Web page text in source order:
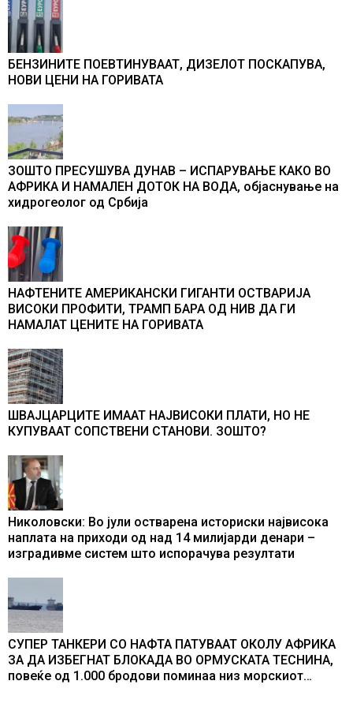
БЕНЗИНИТЕ ПОЕВТИНУВААТ, ДИЗЕЛОТ ПОСКАПУВА,
НОВИ ЦЕНИ НА ГОРИВАТА
ЗОШТО ПРЕСУШУВА ДУНАВ – ИСПАРУВАЊЕ КАКО ВО
АФРИКА И НАМАЛЕН ДОТОК НА ВОДА, објаснување на
хидрогеолог од Србија
НАФТЕНИТЕ АМЕРИКАНСКИ ГИГАНТИ ОСТВАРИЈА
ВИСОКИ ПРОФИТИ, ТРАМП БАРА ОД НИВ ДА ГИ
НАМАЛАТ ЦЕНИТЕ НА ГОРИВАТА
ШВАЈЦАРЦИТЕ ИМААТ НАЈВИСОКИ ПЛАТИ, НО НЕ
КУПУВААТ СОПСТВЕНИ СТАНОВИ. ЗОШТО?
Николовски: Во јули остварена историски највисока
наплата на приходи од над 14 милијарди денари –
изградивме систем што испорачува резултати
СУПЕР ТАНКЕРИ СО НАФТА ПАТУВААТ ОКОЛУ АФРИКА
ЗА ДА ИЗБЕГНАТ БЛОКАДА ВО ОРМУСКАТА ТЕСНИНА,
повеќе од 1.000 бродови поминаа низ морскиот